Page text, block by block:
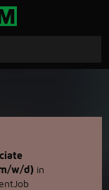
w/d) in